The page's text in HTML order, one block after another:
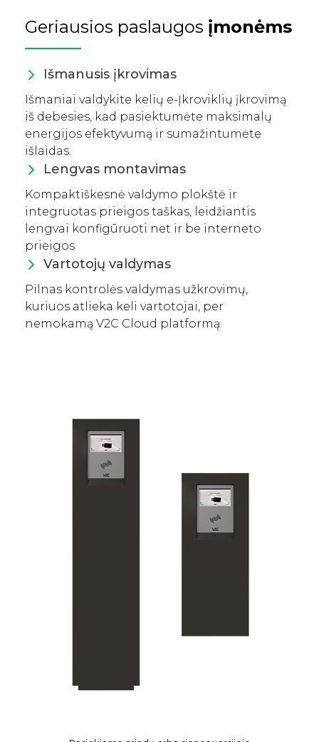
Geriausios paslaugos įmonėms
Išmanusis įkrovimas
Išmaniai valdykite kelių e-Įkroviklių įkrovimą
iš debesies, kad pasiektumėte maksimalų
energijos efektyvumą ir sumažintumėte
išlaidas.
Lengvas montavimas
Kompaktiškesnė valdymo plokštė ir
integruotas prieigos taškas, leidžiantis
lengvai konfigūruoti net ir be interneto
prieigos
Vartotojų valdymas
Pilnas kontrolės valdymas užkrovimų,
kuriuos atlieka keli vartotojai, per
nemokamą V2C Cloud platformą.